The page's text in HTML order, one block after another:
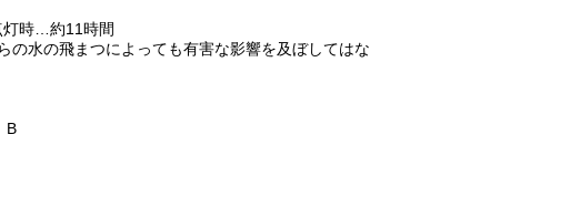
灯時…約11時間
の水の飛まつによっても有害な影響を及ぼしてはな
B